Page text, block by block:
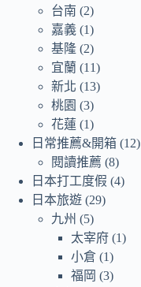
台南 (2)
嘉義 (1)
基隆 (2)
宜蘭 (11)
新北 (13)
桃園 (3)
花蓮 (1)
日常推薦&開箱 (12)
閱讀推薦 (8)
日本打工度假 (4)
日本旅遊 (29)
九州 (5)
太宰府 (1)
小倉 (1)
福岡 (3)